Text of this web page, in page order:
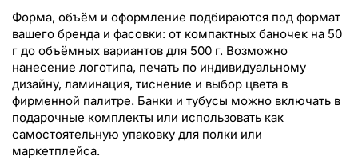
Форма, объём и оформление подбираются под формат
вашего бренда и фасовки: от компактных баночек на 50
г до объёмных вариантов для 500 г. Возможно
нанесение логотипа, печать по индивидуальному
дизайну, ламинация, тиснение и выбор цвета в
фирменной палитре. Банки и тубусы можно включать в
подарочные комплекты или использовать как
самостоятельную упаковку для полки или
маркетплейса.